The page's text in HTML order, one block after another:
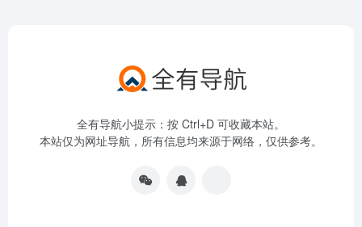
全有导航小提示：按 Ctrl+D 可收藏本站。
本站仅为网址导航，所有信息均来源于网络，仅供参考。